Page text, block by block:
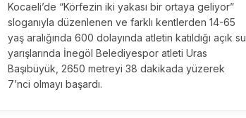
Kocaeli’de “Körfezin iki yakası bir ortaya geliyor”
sloganıyla düzenlenen ve farklı kentlerden 14-65
yaş aralığında 600 dolayında atletin katıldığı açık su
yarışlarında İnegöl Belediyespor atleti Uras
Başıbüyük, 2650 metreyi 38 dakikada yüzerek
7’nci olmayı başardı.